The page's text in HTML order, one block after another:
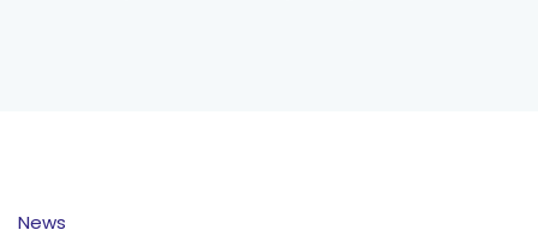
News